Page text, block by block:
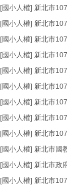
[國小人權] 新北市
[國小人權] 新北市
[國小人權] 新北市
[國小人權] 新北市
[國小人權] 新北市
[國小人權] 新北市
[國小人權] 新北市
[國小人權] 新北市
[國小人權] 新北市
[國小人權] 新北市國
[國小人權] 新北市政
[國小人權] 新北市